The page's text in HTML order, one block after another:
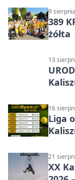
9
389
żółta
13
16
Liga
21
XX